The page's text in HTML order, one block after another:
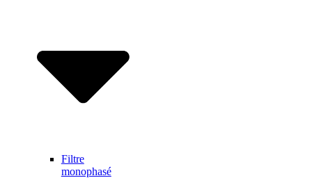
Filtre
monophasé